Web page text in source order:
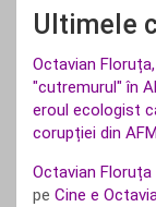
Ultimele
Octavian
"cutremurul" în
eroul ecologist
corupției din AFM
Octavian
pe Cine e